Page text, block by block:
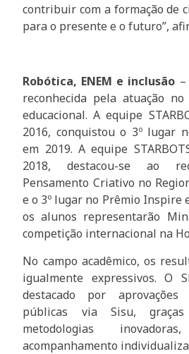
contribuir com a formação de
para o presente e o futuro”,
Robótica, ENEM e inclusão
reconhecida pela atuação
educacional. A equipe
2016, conquistou o 3º lugar
em 2019. A equipe
2018, destacou-se ao
Pensamento Criativo no
e o 3º lugar no Prêmio Inspire
os alunos representarão
competição internacional na
No campo acadêmico, os
igualmente expressivos. O
destacado por aprovações
públicas via Sisu,
metodologias
acompanhamento